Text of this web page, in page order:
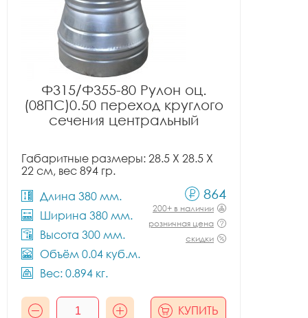
Ф315/Ф355-80 Рулон оц.
(08ПС)0.50 переход круглого
сечения центральный
Габаритные размеры: 28.5 X 28.5 X
22 см, вес 894 гр.
Длина 380 мм.
Ширина 380 мм.
Высота 300 мм.
Объём 0.04 куб.м.
Вес: 0.894 кг.
864
200+ в наличии
розничная цена
скидки
КУПИТЬ